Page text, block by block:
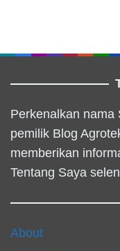
Perkenalkan nama
pemilik Blog
memberikan
Tentang Saya
About